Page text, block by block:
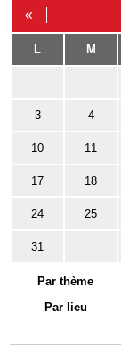
«
L M
3 4
10 11
17 18
24 25
31
Par thème
Par lieu